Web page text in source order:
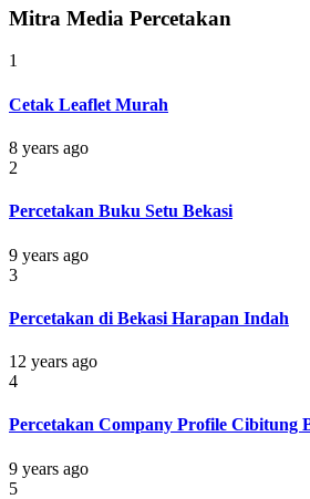
Mitra Media Percetakan
1
Cetak Leaflet Murah
8 years ago
2
Percetakan Buku Setu Bekasi
9 years ago
3
Percetakan di Bekasi Harapan Indah
12 years ago
4
Percetakan Company Profile Cibitung
9 years ago
5